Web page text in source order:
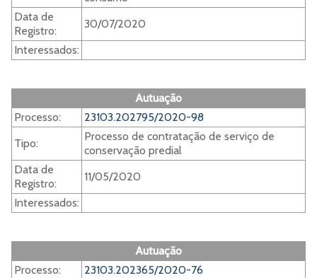
Data de
Registro:
30/07/2020
Interessados:
Autuação
Processo:
23103.202795/2020-98
Tipo:
Processo de contratação de serviço de
conservação predial
Data de
Registro:
11/05/2020
Interessados:
Autuação
Processo:
23103.202365/2020-76